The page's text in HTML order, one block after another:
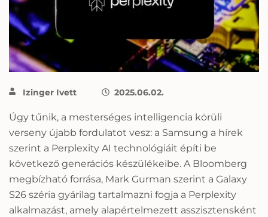
Izinger Ivett 2025.06.02.
Úgy tűnik, a mesterséges intelligencia körüli
verseny újabb fordulatot vesz: a Samsung a hírek
szerint a Perplexity AI technológiáit építi be
következő generációs készülékeibe. A Bloomberg
megbízható forrása, Mark Gurman szerint a Galaxy
S26 széria gyárilag tartalmazni fogja a Perplexity
alkalmazást, amely alapértelmezett asszisztensként